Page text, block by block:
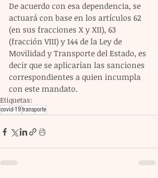
De acuerdo con esa dependencia, se
actuará con base en los artículos 62
(en sus fracciones X y XII), 63
(fracción VIII) y 144 de la Ley de
Movilidad y Transporte del Estado, es
decir que se aplicarían las sanciones
correspondientes a quien incumpla
con este mandato.
Etiquetas:
covid-19transporte